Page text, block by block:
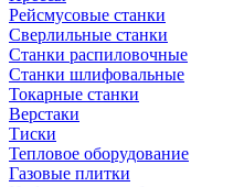
Рейсмусовые станки
Сверлильные станки
Станки распиловочные
Станки шлифовальные
Токарные станки
Верстаки
Тиски
Тепловое оборудование
Газовые плитки